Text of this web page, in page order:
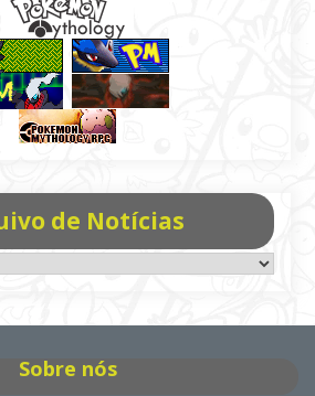
de Notícias
Sobre nós